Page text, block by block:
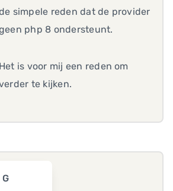
simpele reden dat de provider
php 8 ondersteunt.
Het is voor mij een reden om
te kijken.